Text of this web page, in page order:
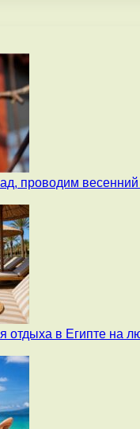
проводим
отдыха в Египте на